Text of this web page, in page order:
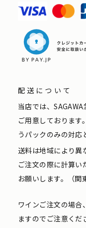
配送について
当店では、
ご用意しております
うパックのみの対応
送料は地域により異
ご注文の際に計算い
お願いします。（関
ワインご注文の場
ますのでご注意くだ